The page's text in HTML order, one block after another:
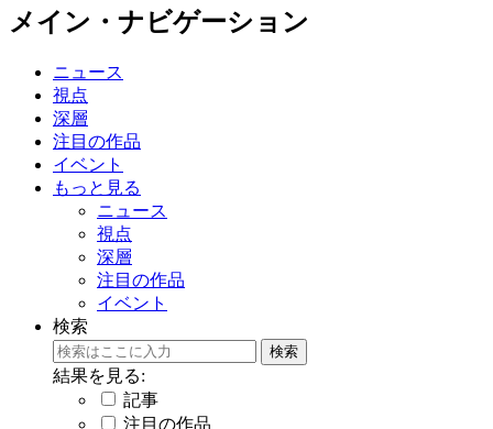
メイン・ナビゲーション
ニュース
視点
深層
注目の作品
イベント
もっと見る
ニュース
視点
深層
注目の作品
イベント
検索
結果を見る:
記事
注目の作品